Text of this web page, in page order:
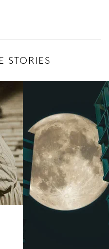
STORIES